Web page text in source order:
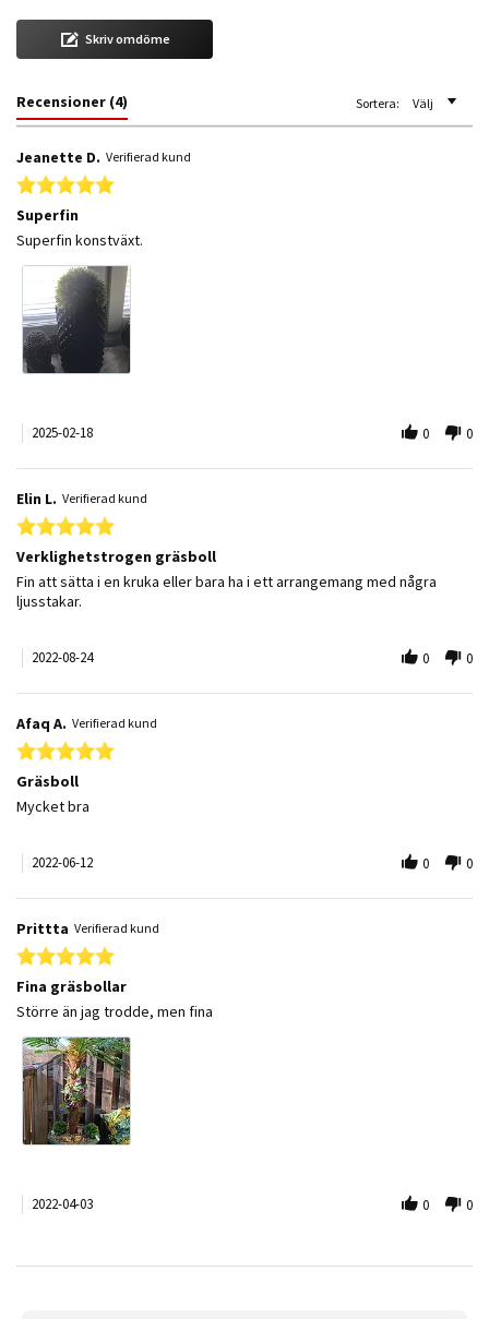
Skriv omdöme
Recensioner (4) Sortera: Välj
Jeanette D. Verifierad kund
5.0 star rating
Superfin
Review by Jeanette D. on 18 Feb 2025
review stating Superfin
Superfin konstväxt.
2025-02-18 0 0
Elin L. Verifierad kund
5.0 star rating
Verklighetstrogen gräsboll
Review by Elin L. on 24 Aug 2022
review stating Verklighetstrogen gräsboll
Fin att sätta i en kruka eller bara ha i ett arrangemang med några
ljusstakar.
2022-08-24 0 0
Afaq A. Verifierad kund
5.0 star rating
Gräsboll
Review by Afaq A. on 12 Jun 2022
review stating Gräsboll
Mycket bra
2022-06-12 0 0
Prittta Verifierad kund
5.0 star rating
Fina gräsbollar
Review by Prittta on 3 Apr 2022
review stating Fina gräsbollar
Större än jag trodde, men fina
2022-04-03 0 0